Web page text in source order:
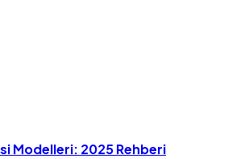
Modelleri: 2025 Rehberi